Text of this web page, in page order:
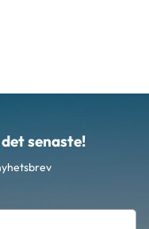
senaste!